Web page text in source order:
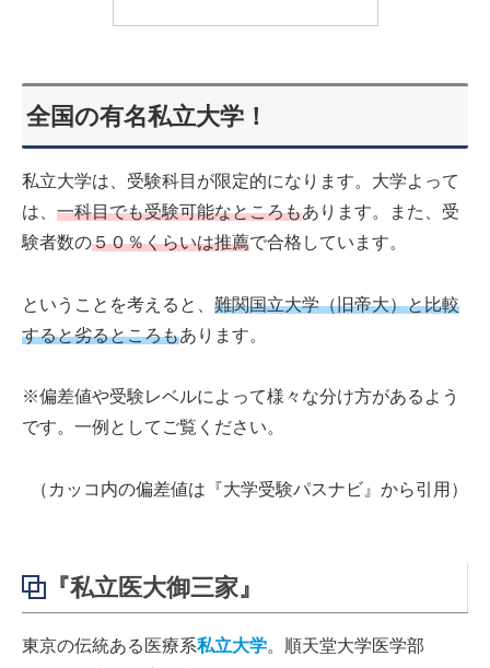
全国の有名私立大学！
私立大学は、受験科目が限定的になります。大学よって
は、 一科目でも受験可能なところもあります。また、受
験者数の５０％くらいは推薦で合格しています。
ということを考えると、 難関国立大学（旧帝大）と比較
すると劣るところもあります。
※偏差値や受験レベルによって様々な分け方があるよう
です。一例としてご覧ください。
（カッコ内の偏差値は『大学受験パスナビ』から引用）
『私立医大御三家』
東京の伝統ある医療系私立大学。順天堂大学医学部